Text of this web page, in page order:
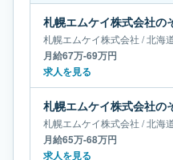
札幌エムケイ株式会社 /北海
月給67万-69万円
求人を見る
札幌エムケイ株式会社 /北海
月給65万-68万円
求人を見る